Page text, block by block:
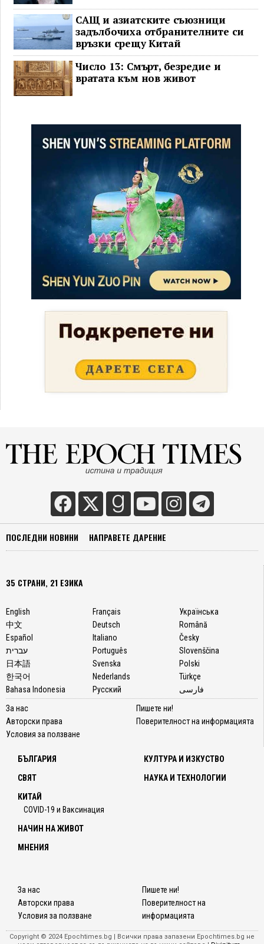
САЩ и азиатските съюзници
задълбочиха отбранителните си
връзки срещу Китай
Число 13: Смърт, безредие и
вратата към нов живот
ПОСЛЕДНИ НОВИНИ НАПРАВЕТЕ ДАРЕНИЕ
35 СТРАНИ, 21 ЕЗИКА
English
中文
Español
עברית
日本語
한국어
Bahasa Indonesia
Français
Deutsch
Italiano
Português
Svenska
Nederlands
Русский
Українська
Română
Česky
Slovenščina
Polski
Türkçe
فارسی
За нас
Авторски права
Условия за ползване
Пишете ни!
Поверителност на информацията
БЪЛГАРИЯ
СВЯТ
КИТАЙ
COVID-19 и Ваксинация
КУЛТУРА И ИЗКУСТВО
НАУКА И ТЕХНОЛОГИИ
НАЧИН НА ЖИВОТ
МНЕНИЯ
За нас
Авторски права
Условия за ползване
Пишете ни!
Поверителност на
информацията
Copyright © 2024 Epochtimes.bg | Всички права запазени Epochtimes.bg не